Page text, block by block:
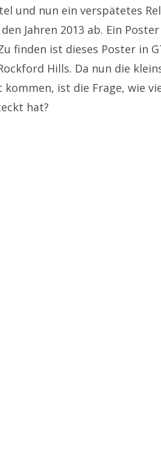
und nun ein verspätetes
Jahren 2013 ab. Ein
finden ist dieses Poster in
Hills. Da nun die
kommen, ist die Frage, wie
hat?